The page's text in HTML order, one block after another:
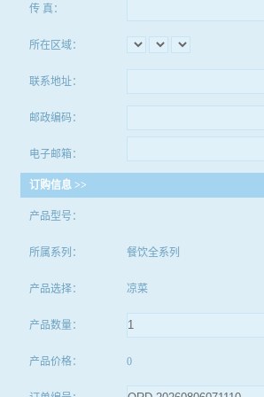
传 真：
所在区域：
联系地址：
邮政编码：
电子邮箱：
订购信息 >>
产品型号：
所属系列： 餐饮全系列
产品选择： 凉菜
产品数量：
产品价格： 0